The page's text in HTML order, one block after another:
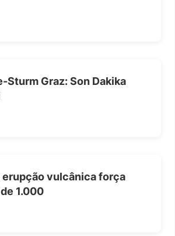
Sturm Graz: Son Dakika
erupção vulcânica força
1.000